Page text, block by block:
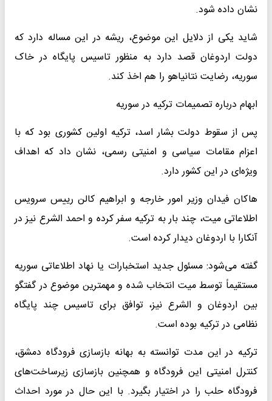
نشان داده شود.
شاید یکی از دلایل این موضوع، ریشه در این مساله دارد که
دولت اردوغان قصد دارد به منظور تاسیس پایگاه در خاک
سوریه، رضایت نتانیاهو را هم اخذ کند.
ابهام درباره تصمیمات ترکیه در سوریه
پس از سقوط دولت بشار اسد، ترکیه اولین کشوری بود که با
اعزام مقامات سیاسی و امنیتی رسمی، نشان داد که اهداف
ویژه‌ای در این کشور دارد.
هاکان فیدان وزیر امور خارجه و ابراهیم کالن رییس سرویس
اطلاعاتی میت، چند بار به ترکیه سفر کرده و احمد الشرع نیز در
آنکارا با اردوغان دیدار کرده است.
گفته می‌شود: مسئول جدید استخبارات یا نهاد اطلاعاتی سوریه
مستقیماً توسط میت انتخاب شده و مهمترین موضوع در گفتگو
بین اردوغان و الشرع نیز، توافق برای تاسیس چند پایگاه
نظامی در ترکیه بوده است.
ترکیه در این مدت توانسته به بهانه بازسازی فرودگاه دمشق،
کنترل امنیتی این فرودگاه و همچنین بازسازی زیرساخت‌های
فرودگاه حلب را در اختیار بگیرد. با این حال در مورد احداث